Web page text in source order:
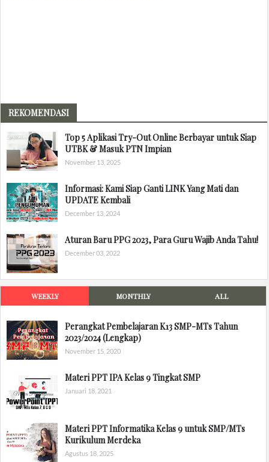
REKOMENDASI
Top 5 Aplikasi Try-Out Online Berbayar untuk Siap
UTBK & Masuk PTN Impian
November 13, 2025
Informasi: Kami Siap Ganti LINK Yang Mati dan
UPDATE Kembali
December 13, 2024
Aturan Baru PPG 2023, Para Guru Wajib Anda Tahu!
December 03, 2022
WEEKLY MONTHLY ALL
Perangkat Pembelajaran K13 SMP-MTs Tahun
2023/2024 (Lengkap)
November 15, 2020
Materi PPT IPA Kelas 9 Tingkat SMP
Januari 18, 2021
Materi PPT Informatika Kelas 9 untuk SMP/MTs
Kurikulum Merdeka
Agustus 18, 2025